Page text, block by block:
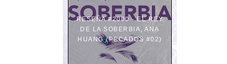
RESEÑA #2000 - EL REY
DE LA SOBERBIA, ANA
HUANG (PECADOS #02)